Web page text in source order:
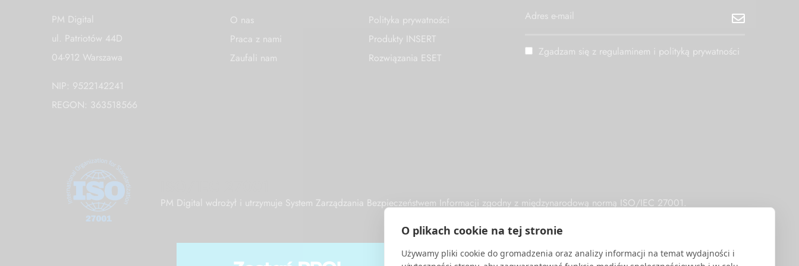
O plikach cookie na tej stronie
Używamy pliki cookie do gromadzenia oraz analizy informacji na temat wydajności i
PM Digital
ul. Patriotów 44D
04-912 Warszawa
NIP: 9522142241
REGON: 363518566
O nas
Praca z nami
Zaufali nam
Polityka prywatności
Produkty INSERT
Rozwiązania ESET
Zgadzam się z regulaminem i polityką prywatności
PM Digital wdrożył i utrzymuje System Zarządzania Bezpieczeństwem Informacji zgodny z międzynarodową normą ISO/IEC 27001.